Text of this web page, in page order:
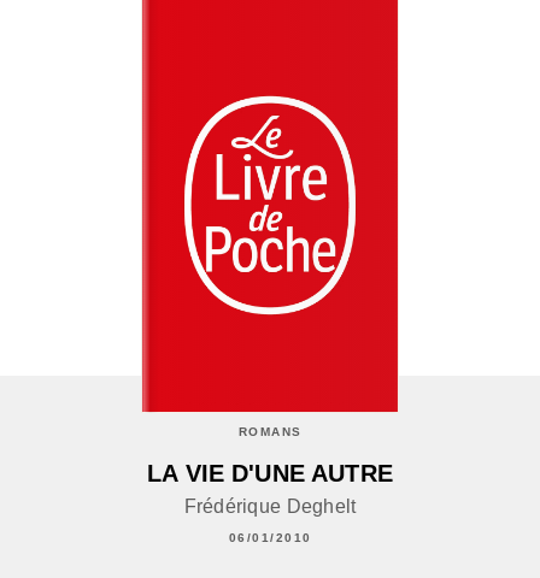
ROMANS
LA VIE D'UNE AUTRE
Frédérique Deghelt
06/01/2010